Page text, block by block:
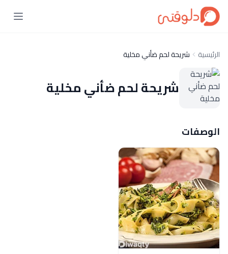
الرئيسية شريحة لحم ضأني مخلية
شريحة لحم ضأني مخلية
الوصفات